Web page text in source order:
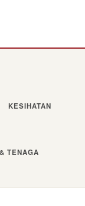
KESIHATAN
TENAGA